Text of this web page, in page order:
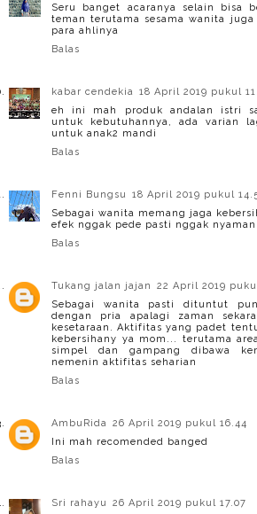
Seru banget acaranya selain bisa
teman terutama sesama wanita
para ahlinya
Balas
kabar cendekia 18 April 2019 pukul
eh ini mah produk andalan istri
untuk kebutuhannya, ada varian
untuk anak2 mandi
Balas
Fenni Bungsu
18 April 2019 pukul
Sebagai wanita memang jaga
efek nggak pede pasti nggak
Balas
Tukang jalan jajan
22 April 2019
Sebagai wanita pasti dituntut
dengan pria apalagi zaman
kesetaraan. Aktifitas yang padet
kebersihany ya mom... terutama
simpel dan gampang dibawa
nemenin aktifitas seharian
Balas
AmbuRida 26 April 2019 pukul 16.44
Ini mah recomended banged
Balas
Sri rahayu
26 April 2019 pukul 17.07